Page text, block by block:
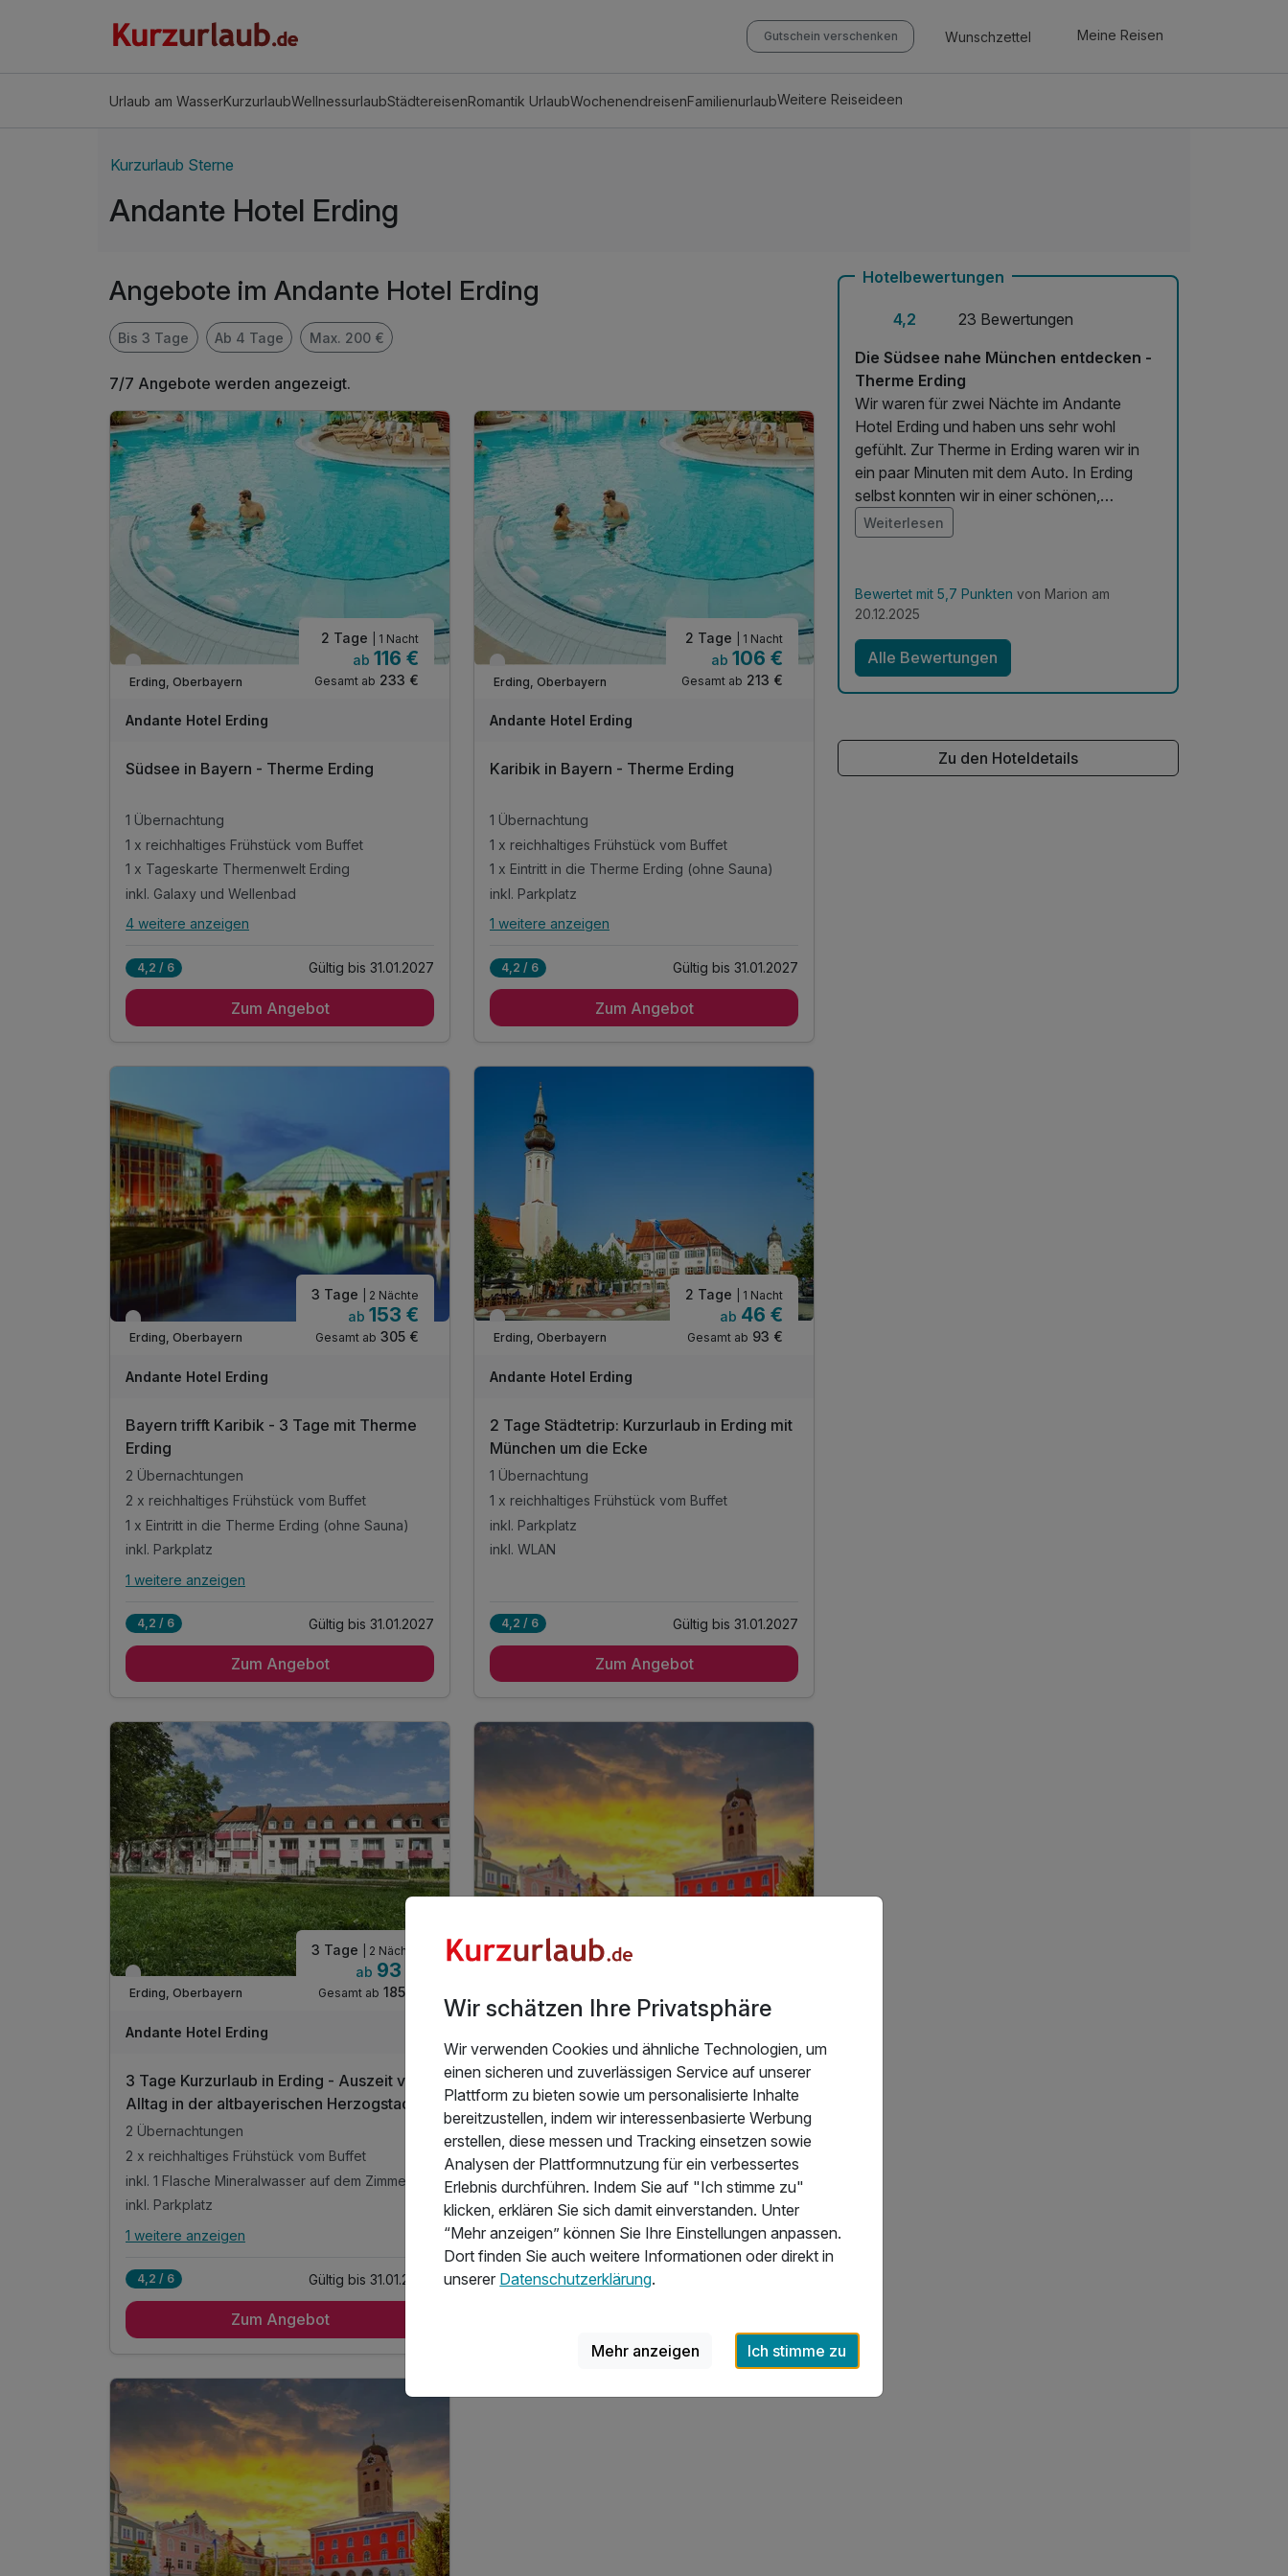
Gutschein verschenken Wunschzettel Meine Reisen
Urlaub am WasserKurzurlaubWellnessurlaubStädtereisenRomantik UrlaubWochenendreisenFamilienurlaubWeitere Reiseideen
Kurzurlaub Sterne
Andante Hotel Erding
Angebote im Andante Hotel Erding
Bis 3 Tage Ab 4 Tage Max. 200 €
7/7 Angebote werden angezeigt.
Verfügbar bis Januar
Erding, Oberbayern
2 Tage | 1 Nacht
ab 116 €
Gesamt ab 233 €
Andante Hotel Erding
Südsee in Bayern - Therme Erding
1 Übernachtung
1 x reichhaltiges Frühstück vom Buffet
1 x Tageskarte Thermenwelt Erding
inkl. Galaxy und Wellenbad
Alle Inklusivleistungen
1 x reichhaltiges Frühstück vom Buffet
inklusive Parkplatz
inkl. 1 Flasche Mineralwasser auf dem Zimmer
inkl. WLAN
4 weitere anzeigen
4,2 / 6 Gültig bis 31.01.2027
Zum Angebot
Verfügbar bis Januar
Erding, Oberbayern
2 Tage | 1 Nacht
ab 106 €
Gesamt ab 213 €
Andante Hotel Erding
Karibik in Bayern - Therme Erding
1 Übernachtung
1 x reichhaltiges Frühstück vom Buffet
1 x Eintritt in die Therme Erding (ohne Sauna)
inkl. Parkplatz
Alle Inklusivleistungen
1 x reichhaltiges Frühstück vom Buffet
inkl. WLAN
1 weitere anzeigen
4,2 / 6 Gültig bis 31.01.2027
Zum Angebot
Verfügbar bis Januar
Erding, Oberbayern
3 Tage | 2 Nächte
ab 153 €
Gesamt ab 305 €
Andante Hotel Erding
Bayern trifft Karibik - 3 Tage mit Therme
Erding
2 Übernachtungen
2 x reichhaltiges Frühstück vom Buffet
1 x Eintritt in die Therme Erding (ohne Sauna)
inkl. Parkplatz
Alle Inklusivleistungen
2 x reichhaltiges Frühstück vom Buffet
inkl. WLAN
1 weitere anzeigen
4,2 / 6 Gültig bis 31.01.2027
Zum Angebot
Verfügbar bis Januar
Erding, Oberbayern
2 Tage | 1 Nacht
ab 46 €
Gesamt ab 93 €
Andante Hotel Erding
2 Tage Städtetrip: Kurzurlaub in Erding mit
München um die Ecke
1 Übernachtung
1 x reichhaltiges Frühstück vom Buffet
inkl. Parkplatz
inkl. WLAN
4,2 / 6 Gültig bis 31.01.2027
Zum Angebot
Verfügbar bis Januar
Erding, Oberbayern
3 Tage | 2 Nächte
ab 93 €
Gesamt ab 185 €
Andante Hotel Erding
3 Tage Kurzurlaub in Erding - Auszeit vom
Alltag in der altbayerischen Herzogstadt
2 Übernachtungen
2 x reichhaltiges Frühstück vom Buffet
inkl. 1 Flasche Mineralwasser auf dem Zimmer
inkl. Parkplatz
Alle Inklusivleistungen
2 x reichhaltiges Frühstück vom Buffet
inkl. WLAN
1 weitere anzeigen
4,2 / 6 Gültig bis 31.01.2027
Zum Angebot
4 Tage Kurzurlaub - Auszeit vom Alltag
3 Übernachtungen
3 x reichhaltiges Frühstück vom Buffet
inkl. 1 Flasche Mineralwasser auf dem Zimmer
inkl. Parkplatz
Alle Inklusivleistungen
inkl. 1 Flasche Mineralwasser auf dem Zimmer
inkl. WLAN
1 weitere anzeigen
4,2 / 6
Hotelbewertungen
4,2
23 Bewertungen
Die Südsee nahe München entdecken -
Therme Erding
Wir waren für zwei Nächte im Andante
Hotel Erding und haben uns sehr wohl
gefühlt. Zur Therme in Erding waren wir in
ein paar Minuten mit dem Auto. In Erding
selbst konnten wir in einer schönen,
gemütlichen Atmosphäre den
Weihnachtsmarkt genießen. Alles in allem
weiterempfehlen.
Weiterlesen
Bewertet mit 5,7 Punkten von Marion am
20.12.2025
Alle Bewertungen
Zu den Hoteldetails
Wir schätzen Ihre Privatsphäre
Wir verwenden Cookies und ähnliche Technologien, um
einen sicheren und zuverlässigen Service auf unserer
Plattform zu bieten sowie um personalisierte Inhalte
bereitzustellen, indem wir interessenbasierte Werbung
erstellen, diese messen und Tracking einsetzen sowie
Analysen der Plattformnutzung für ein verbessertes
Erlebnis durchführen. Indem Sie auf "Ich stimme zu"
klicken, erklären Sie sich damit einverstanden. Unter
“Mehr anzeigen” können Sie Ihre Einstellungen anpassen.
Dort finden Sie auch weitere Informationen oder direkt in
unserer Datenschutzerklärung.
Mehr anzeigen Ich stimme zu